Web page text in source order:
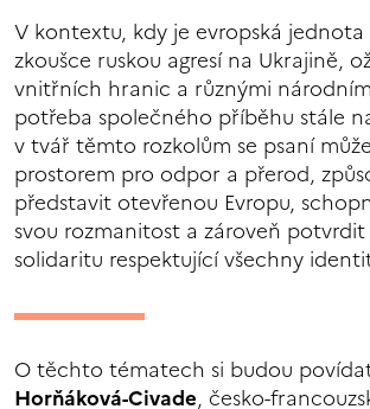
V kontextu, kdy je evropská
zkoušce ruskou agresí na Ukrajině,
vnitřních hranic a různými
potřeba společného příběhu stále
v tvář těmto rozkolům se psaní
prostorem pro odpor a přerod,
představit otevřenou Evropu,
svou rozmanitost a zároveň
solidaritu respektující všechny
O těchto tématech si budou
Horňáková-Civade, česko-